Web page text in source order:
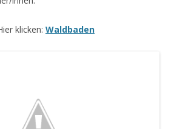
klicken: Waldbaden